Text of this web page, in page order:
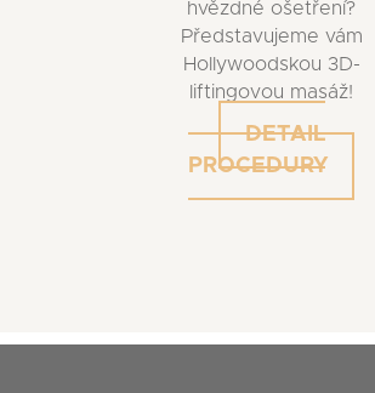
hvězdné ošetření?
Představujeme vám
Hollywoodskou 3D-
liftingovou masáž!
DETAIL
PROCEDURY